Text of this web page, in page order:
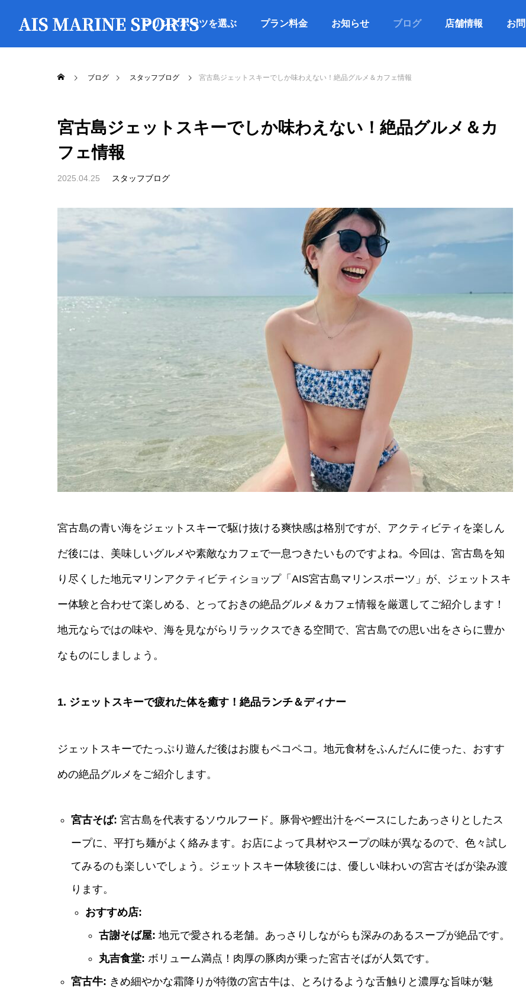
マリンスポーツを選ぶ プラン料金 お知らせ ブログ 店舗情報 お
ブログ スタッフブログ 宮古島ジェットスキーでしか味わえない！絶品グルメ＆カフェ情報
宮古島ジェットスキーでしか味わえない！絶品グルメ＆カ
フェ情報
2025.04.25 スタッフブログ
宮古島の青い海をジェットスキーで駆け抜ける爽快感は格別ですが、アクティビティを楽しん
だ後には、美味しいグルメや素敵なカフェで一息つきたいものですよね。今回は、宮古島を知
り尽くした地元マリンアクティビティショップ「AIS宮古島マリンスポーツ」が、ジェットスキ
ー体験と合わせて楽しめる、とっておきの絶品グルメ＆カフェ情報を厳選してご紹介します！
地元ならではの味や、海を見ながらリラックスできる空間で、宮古島での思い出をさらに豊か
なものにしましょう。
1. ジェットスキーで疲れた体を癒す！絶品ランチ＆ディナー
ジェットスキーでたっぷり遊んだ後はお腹もペコペコ。地元食材をふんだんに使った、おすす
めの絶品グルメをご紹介します。
宮古そば: 宮古島を代表するソウルフード。豚骨や鰹出汁をベースにしたあっさりとしたス
ープに、平打ち麺がよく絡みます。お店によって具材やスープの味が異なるので、色々試し
てみるのも楽しいでしょう。ジェットスキー体験後には、優しい味わいの宮古そばが染み渡
ります。
おすすめ店:
古謝そば屋: 地元で愛される老舗。あっさりしながらも深みのあるスープが絶品です。
丸吉食堂: ボリューム満点！肉厚の豚肉が乗った宮古そばが人気です。
宮古牛: きめ細やかな霜降りが特徴の宮古牛は、とろけるような舌触りと濃厚な旨味が魅